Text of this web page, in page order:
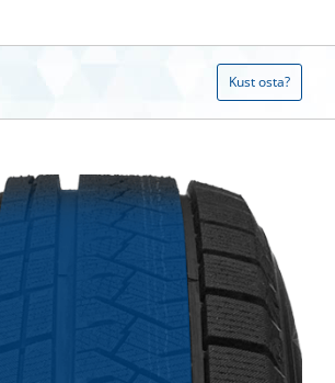
Kust osta?